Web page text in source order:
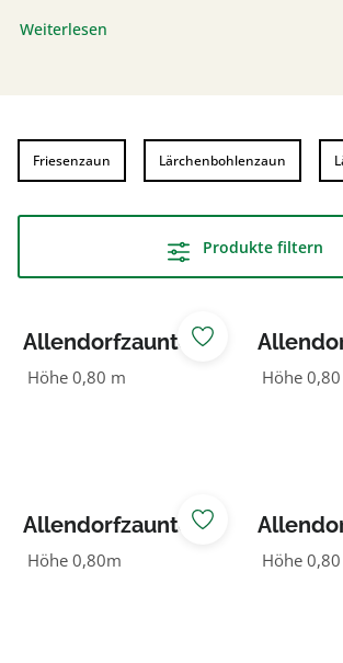
Weiterlesen
Friesenzaun Lärchenbohlenzaun
Produkte filtern
Allendorfzauntor
braun 1flg.
Höhe 0,80 m
braun
Höhe
Allendorfzauntor
grün 1flg.
Höhe 0,80m
grün 2-
Höhe